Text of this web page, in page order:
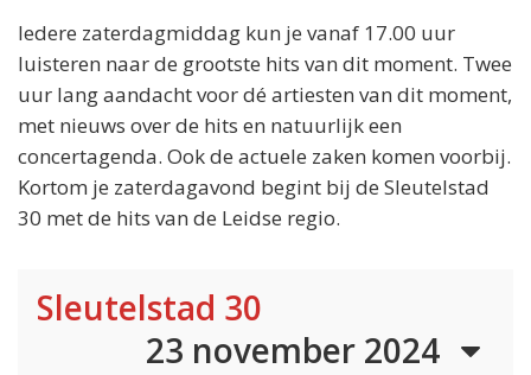
Iedere zaterdagmiddag kun je vanaf 17.00 uur
luisteren naar de grootste hits van dit moment. Twee
uur lang aandacht voor dé artiesten van dit moment,
met nieuws over de hits en natuurlijk een
concertagenda. Ook de actuele zaken komen voorbij.
Kortom je zaterdagavond begint bij de Sleutelstad
30 met de hits van de Leidse regio.
Sleutelstad 30
23 november 2024